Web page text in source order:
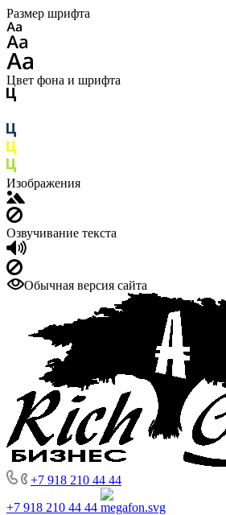
Размер шрифта
Цвет фона и шрифта
Изображения
Озвучивание текста
Обычная версия сайта
+7 918 210 44 44
+7 918 210 44 44